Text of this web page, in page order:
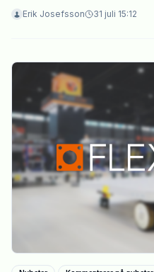
Erik Josefsson 31 juli 15:12